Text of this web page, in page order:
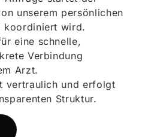
unserem persönlichen
koordiniert wird.
eine schnelle,
Verbindung
Arzt.
vertraulich und erfolgt
Struktur.